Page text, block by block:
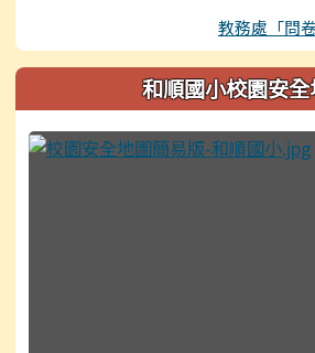
教務處「問
和順國小校園安